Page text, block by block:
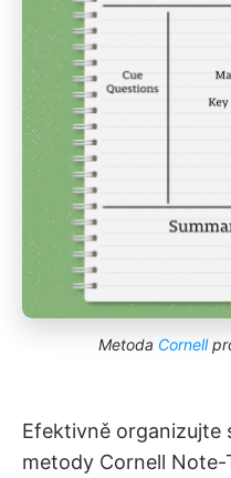
Metoda Cornell
Efektivně organizujte
metody Cornell